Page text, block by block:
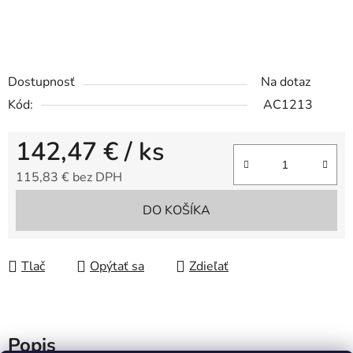
Dostupnosť
Na dotaz
Kód:
AC1213
142,47 €/ ks
115,83 € bez DPH
DO KOŠÍKA
Tlač Opýtať sa Zdieľať
Popis